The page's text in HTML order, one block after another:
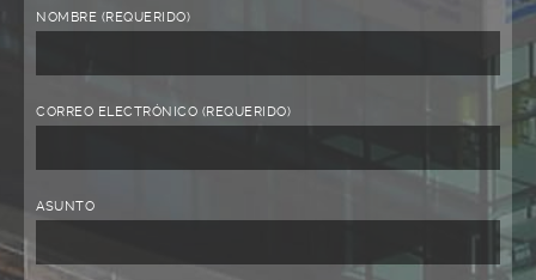
NOMBRE (REQUERIDO)
CORREO ELECTRÓNICO (REQUERIDO)
ASUNTO